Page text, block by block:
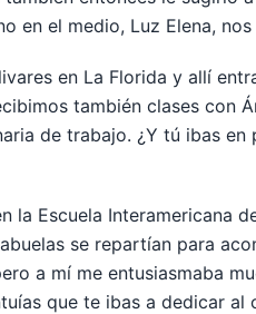
en el medio, Luz Elena,
en La Florida y allí
también clases con
de trabajo. ¿Y tú ibas
la Escuela Interamericana
se repartían para
a mí me entusiasmaba
que te ibas a dedicar